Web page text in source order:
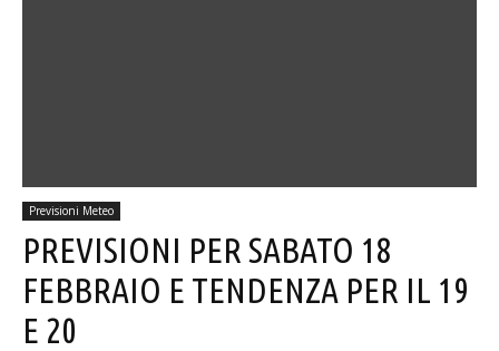
Previsioni Meteo
PREVISIONI PER SABATO 18
FEBBRAIO E TENDENZA PER IL 19
E 20